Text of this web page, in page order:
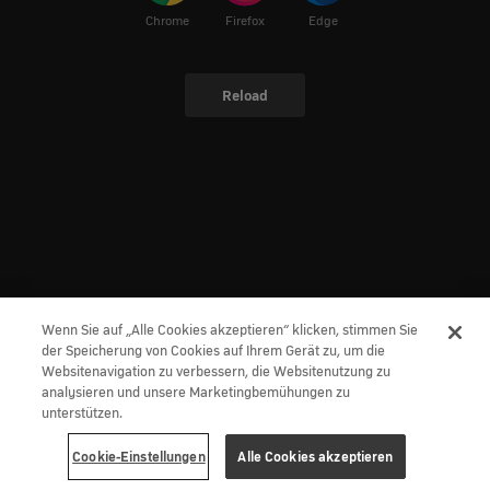
Chrome Firefox Edge
Reload
Wenn Sie auf „Alle Cookies akzeptieren“ klicken, stimmen Sie
der Speicherung von Cookies auf Ihrem Gerät zu, um die
Websitenavigation zu verbessern, die Websitenutzung zu
analysieren und unsere Marketingbemühungen zu
unterstützen.
Cookie-Einstellungen Alle Cookies akzeptieren